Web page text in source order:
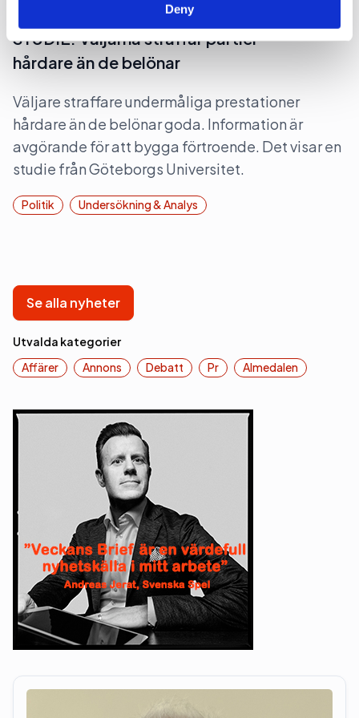
Deny
STUDIE: Väljarna straffar partier
hårdare än de belönar
Väljare straffare undermåliga prestationer
hårdare än de belönar goda. Information är
avgörande för att bygga förtroende. Det visar en
studie från Göteborgs Universitet.
Politik Undersökning & Analys
Se alla nyheter
Utvalda kategorier
Affärer
Annons Debatt Pr Almedalen